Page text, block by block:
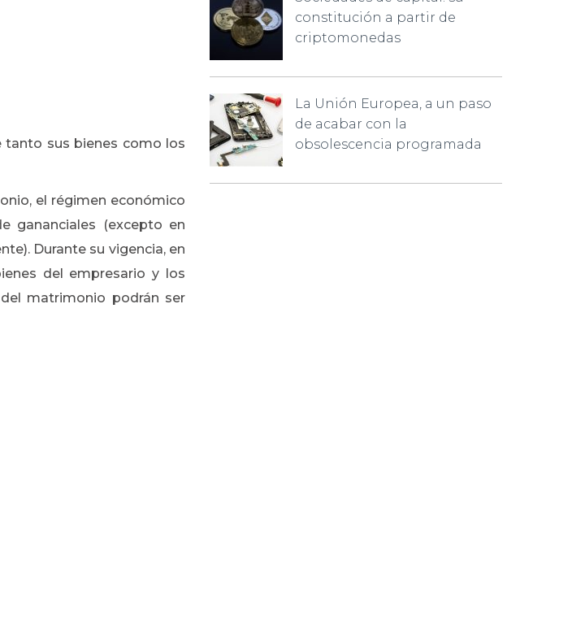
tanto sus bienes como los
el régimen económico
gananciales (excepto en
Durante su vigencia, en
del empresario y los
matrimonio podrán ser
constitución a partir de
criptomonedas
La Unión Europea, a un paso
de acabar con la
obsolescencia programada